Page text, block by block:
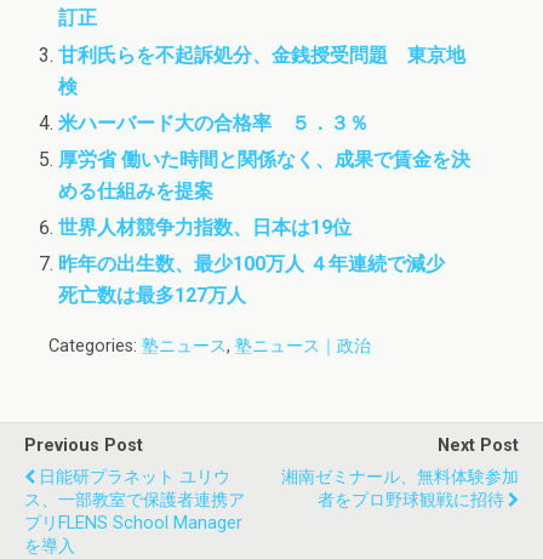
訂正
甘利氏らを不起訴処分、金銭授受問題 東京地
検
米ハーバード大の合格率 ５．３％
厚労省 働いた時間と関係なく、成果で賃金を決
める仕組みを提案
世界人材競争力指数、日本は19位
昨年の出生数、最少100万人 ４年連続で減少
死亡数は最多127万人
Categories: 塾ニュース, 塾ニュース｜政治
Previous Post
日能研プラネット ユリウ
ス、一部教室で保護者連携ア
プリFLENS School Manager
を導入
Next Post
湘南ゼミナール、無料体験参加
者をプロ野球観戦に招待